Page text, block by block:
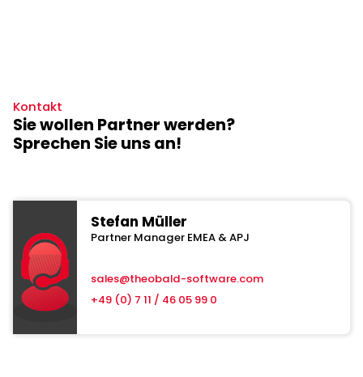
Kontakt
Sie wollen Partner werden?
Sprechen Sie uns an!
Stefan Müller
Partner Manager EMEA & APJ
sales@theobald-software.com
+49 (0) 7 11 / 46 05 99 0